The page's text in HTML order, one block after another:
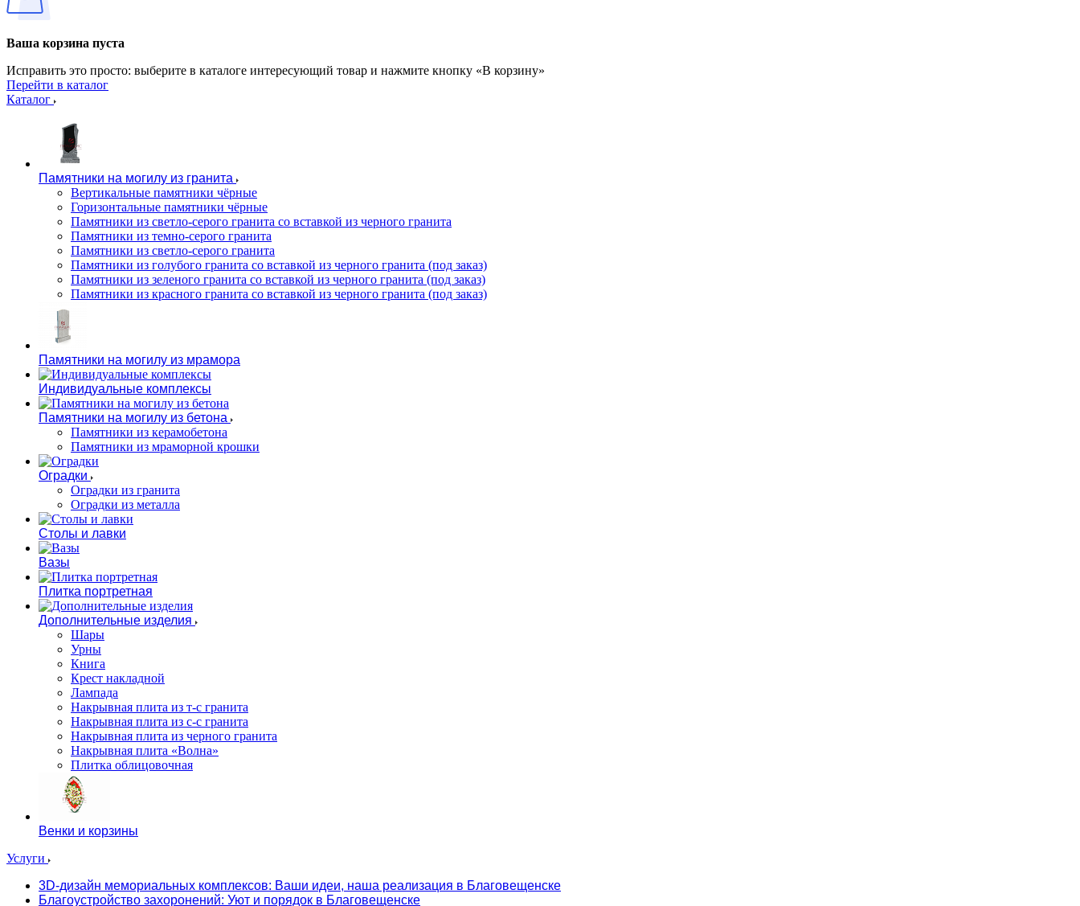
Ваша корзина пуста
Исправить это просто: выберите в каталоге интересующий товар и нажмите кнопку «В корзину»
Перейти в каталог
Каталог
Памятники на могилу из гранита
Вертикальные памятники чёрные
Горизонтальные памятники чёрные
Памятники из светло-серого гранита со вставкой из черного гранита
Памятники из темно-серого гранита
Памятники из светло-серого гранита
Памятники из голубого гранита со вставкой из черного гранита (под заказ)
Памятники из зеленого гранита со вставкой из черного гранита (под заказ)
Памятники из красного гранита со вставкой из черного гранита (под заказ)
Памятники на могилу из мрамора
Индивидуальные комплексы
Памятники на могилу из бетона
Памятники из керамобетона
Памятники из мраморной крошки
Оградки
Оградки из гранита
Оградки из металла
Столы и лавки
Вазы
Плитка портретная
Дополнительные изделия
Шары
Урны
Книга
Крест накладной
Лампада
Накрывная плита из т-с гранита
Накрывная плита из с-с гранита
Накрывная плита из черного гранита
Накрывная плита «Волна»
Плитка облицовочная
Венки и корзины
Услуги
3D-дизайн мемориальных комплексов: Ваши идеи, наша реализация в Благовещенске
Благоустройство захоронений: Уют и порядок в Благовещенске